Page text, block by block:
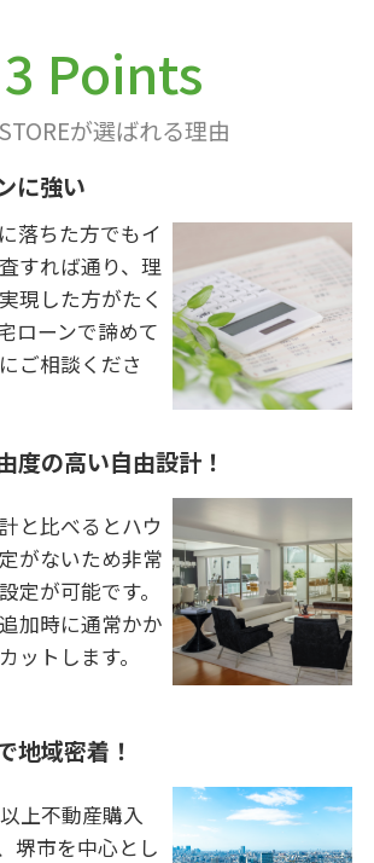
3 Points
が選ばれる理由
に強い
落ちた方でもイ
すれば通り、理
現した方がたく
ローンで諦めて
ご相談くださ
度の高い自由設計！
と比べるとハウ
がないため非常
定が可能です。
加時に通常かか
ットします。
地域密着！
上不動産購入
堺市を中心とし